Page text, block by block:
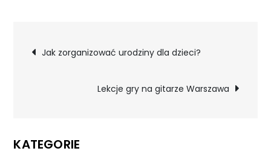
Nawigacja
wpisu
Jak zorganizować urodziny dla dzieci?
Lekcje gry na gitarze Warszawa
KATEGORIE